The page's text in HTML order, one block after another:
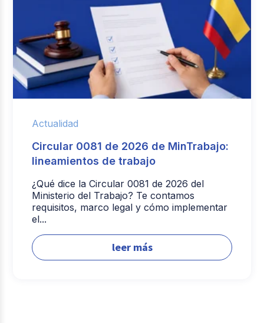
Actualidad
Circular 0081 de 2026 de MinTrabajo:
lineamientos de trabajo
¿Qué dice la Circular 0081 de 2026 del
Ministerio del Trabajo? Te contamos
requisitos, marco legal y cómo implementar
el...
leer más